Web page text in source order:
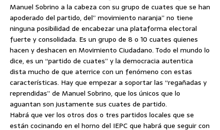
Manuel Sobrino a la cabeza con su grupo de cuates que se han
apoderado del partido, del” movimiento naranja” no tiene
ninguna posibilidad de encabezar una plataforma electoral
fuerte y consolidada. Es un grupo de 8 o 10 cuates quienes
hacen y deshacen en Movimiento Ciudadano. Todo el mundo lo
dice, es un “partido de cuates” y la democracia autentica
dista mucho de que aterrice con un fenómeno con estas
características. Hay que empezar a soportar las “regañadas y
reprendidas” de Manuel Sobrino, que los únicos que lo
aguantan son justamente sus cuates de partido.
Habrá que ver los otros dos o tres partidos locales que se
están cocinando en el horno del IEPC que habrá que seguir con